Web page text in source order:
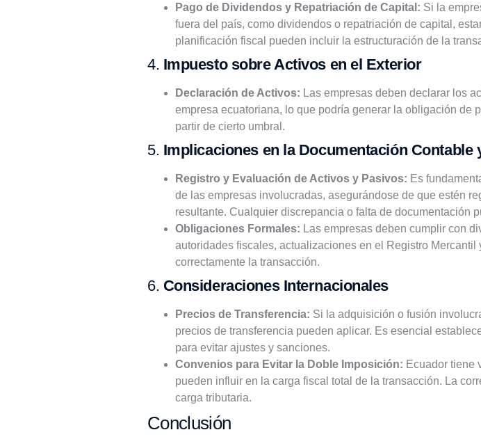
Pago de Dividendos y Repatriación de Capital: Si la
fuera del país, como dividendos o repatriación de capital,
planificación fiscal pueden incluir la estructuración de la
4. Impuesto sobre Activos en el Exterior
Declaración de Activos: Las empresas deben declarar los
empresa ecuatoriana, lo que podría generar la obligación de
partir de cierto umbral.
5. Implicaciones en la Documentación Contable
Registro y Evaluación de Activos y Pasivos: Es
de las empresas involucradas, asegurándose de que estén
resultante. Cualquier discrepancia o falta de documentación
Obligaciones Formales: Las empresas deben cumplir con
autoridades fiscales, actualizaciones en el Registro
correctamente la transacción.
6. Consideraciones Internacionales
Precios de Transferencia: Si la adquisición o fusión
precios de transferencia pueden aplicar. Es esencial
para evitar ajustes y sanciones.
Convenios para Evitar la Doble Imposición: Ecuador tiene
pueden influir en la carga fiscal total de la transacción. La
carga tributaria.
Conclusión